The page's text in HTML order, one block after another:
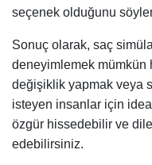
seçenek olduğunu
Sonuç olarak, saç
deneyimlemek mümkün
değişiklik yapmak veya
isteyen insanlar için
özgür hissedebilir ve
edebilirsiniz.